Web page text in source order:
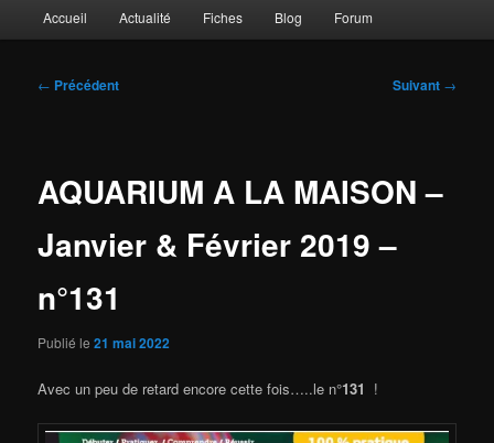
Accueil Actualité Fiches Blog Forum
Navigation
← Précédent Suivant →
AQUARIUM A LA MAISON –
Janvier & Février 2019 –
n°131
Publié le21 mai 2022
Avec un peu de retard encore cette fois…..le n°131 !